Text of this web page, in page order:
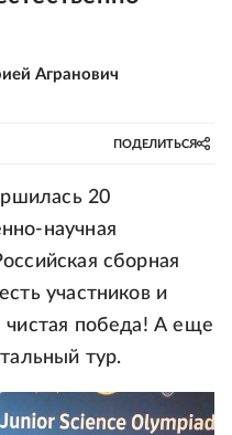
Агранович
ПОДЕЛИТЬСЯ
20
научная
сборная
участников и
победа! А еще
тур.